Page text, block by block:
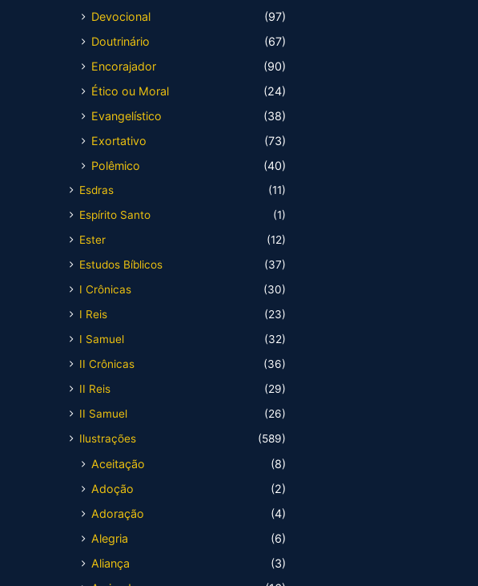
Devocional
(97)
Doutrinário
(67)
Encorajador
(90)
Ético ou Moral
(24)
Evangelístico
(38)
Exortativo
(73)
Polêmico
(40)
Esdras
(11)
Espírito Santo
(1)
Ester
(12)
Estudos Bíblicos
(37)
I Crônicas
(30)
I Reis
(23)
I Samuel
(32)
II Crônicas
(36)
II Reis
(29)
II Samuel
(26)
Ilustrações
(589)
Aceitação
(8)
Adoção
(2)
Adoração
(4)
Alegria
(6)
Aliança
(3)